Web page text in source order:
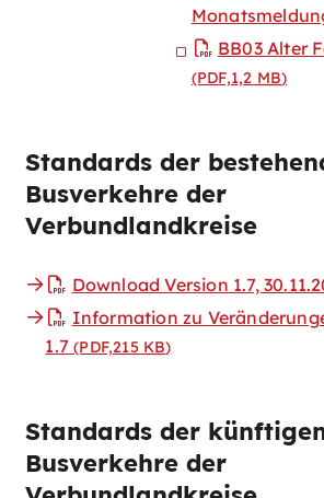
BB03 Alter
(PDF,1,2 MB)
Standards der
Busverkehre der
Verbundlandkreise​
Download Version 1.7,
Information zu
1.7 (PDF,215 KB)
Standards der
Busverkehre der